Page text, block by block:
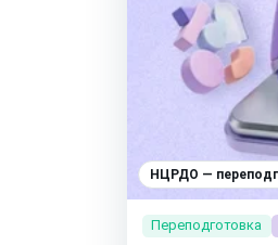
НЦРДО —
Переподготовка